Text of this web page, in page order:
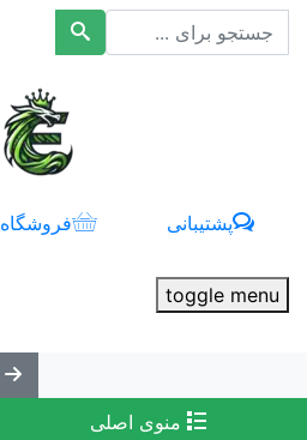
پشتیبانی فروشگاه
toggle menu
منوی اصلی